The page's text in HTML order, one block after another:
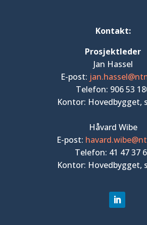
Kontakt:
Prosjektleder
Jan Hassel
E-post:
Telefon: 906 53
Kontor: Hovedbygget,
Håvard Wibe
E-post:
Telefon: 41 47 37
Kontor: Hovedbygget,